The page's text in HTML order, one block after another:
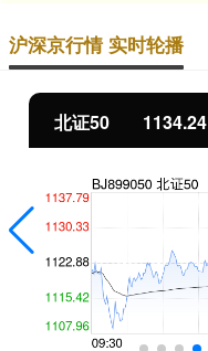
沪深京行情 实时轮播
北证50 1134.24